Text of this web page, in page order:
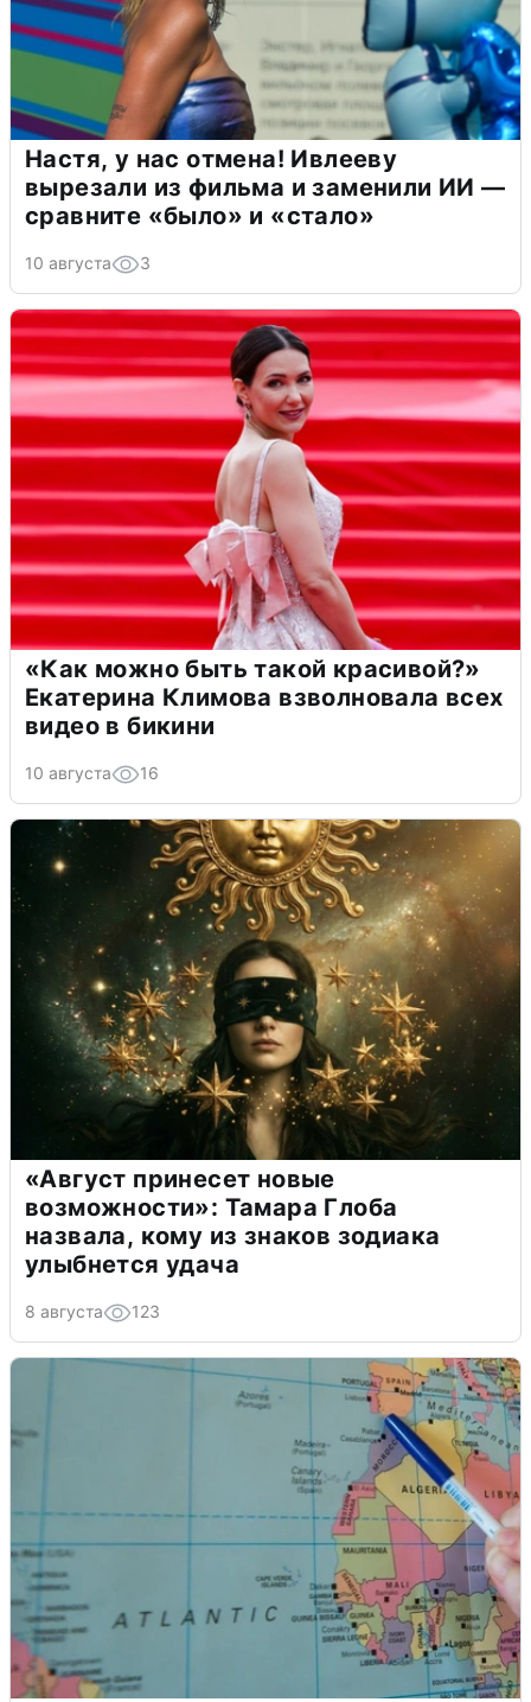
Настя, у нас отмена! Ивлееву
вырезали из фильма и заменили ИИ —
сравните «было» и «стало»
10 августа 3
«Как можно быть такой красивой?»
Екатерина Климова взволновала всех
видео в бикини
10 августа 16
«Август принесет новые
возможности»: Тамара Глоба
назвала, кому из знаков зодиака
улыбнется удача
8 августа 123